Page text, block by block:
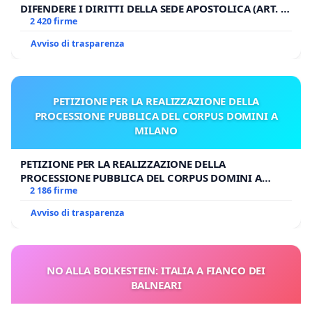
accoglienza pubbliche o convenzionate, e quelli
censiti dalle autorità locali.
servizio di sterilizzazione presso l'ASL di
competenza territoriale o direttamente presso i
veterinari convenzionati, presentando i documenti
attestanti la proprietà e la residenza in Calabria.
2. Le ASL territoriali, in collaborazione con i Comuni
organizzando campagne periodiche di
3. Le operazioni di sterilizzazione e
MICROCCHIPATURA verranno effettuate presso:
DIFENDERE I DIRITTI DELLA SEDE APOSTOLICA (ART. 3
UDG)
2 420 firme
Avviso di trasparenza
PETIZIONE PER LA REALIZZAZIONE DELLA
PROCESSIONE PUBBLICA DEL CORPUS DOMINI A
MILANO
PETIZIONE PER LA REALIZZAZIONE DELLA
PROCESSIONE PUBBLICA DEL CORPUS DOMINI A
MILANO
2 186 firme
Avviso di trasparenza
NO ALLA BOLKESTEIN: ITALIA A FIANCO DEI
BALNEARI